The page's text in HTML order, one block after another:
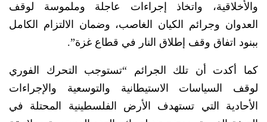
والأخلاقية، واتخاذ إجراءات عاجلة وملموسة لوقف
العدوان وجرائم الكيان الغاصب، وضمان الالتزام الكامل
ببنود اتفاق وقف إطلاق النار في قطاع غزة”.
كما أكدت أن تلك الجرائم “تستوجب التحرك الفوري
لوقف السياسات الاستيطانية والتوسعية والإجراءات
الأحادية التي تستهدف الأرض الفلسطينية المحتلة في